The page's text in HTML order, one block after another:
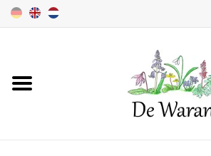
Startseite